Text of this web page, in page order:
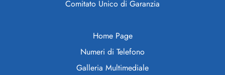
Comitato Unico di Garanzia
Home Page
Numeri di Telefono
Galleria Multimediale